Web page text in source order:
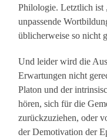
Philologie. Letztlich ist
unpassende
üblicherweise so nicht
Und leider wird die
Erwartungen nicht
Platon und der
hören, sich für die
zurückzuziehen, oder
der Demotivation der